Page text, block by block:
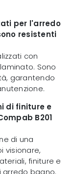
per l'arredo
resistenti
con
Sono
garantendo
di finiture e
B201
di una
visionare,
finiture e
bagno.